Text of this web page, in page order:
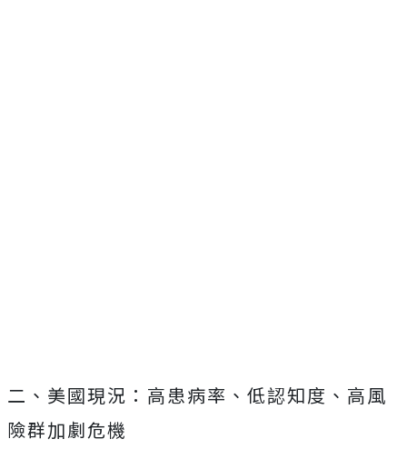
二、美國現況：高患病率、低認知度、高風
險群加劇危機